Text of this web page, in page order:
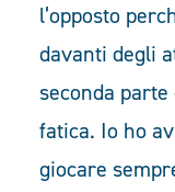
l’opposto
davanti degli
seconda
fatica. Io ho
giocare